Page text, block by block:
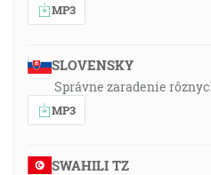
MP3
SLOVENSKY
Správne zaradenie
MP3
SWAHILI TZ